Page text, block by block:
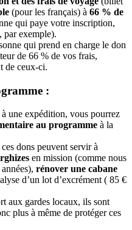
(pour les français) à 66 % de
qui paye votre inscription,
par exemple).
qui prend en charge le don
de 66 % de vos frais,
de ceux-ci.
:
une expédition, vous pourrez
au programme à la
dons peuvent servir à
en mission (comme nous
rénover une cabane
d’un lot d’excrément ( 85 €
aux gardes locaux, ils sont
plus à même de protéger ces